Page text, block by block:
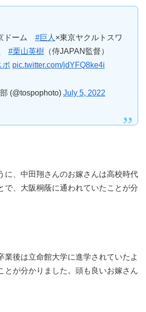
ドーム #巨人 ×東京ヤクルトスワ
#栗山英樹（侍JAPAN監督）
ポ pic.twitter.com/jdYFQ8ke4i
(@tospophoto) July 5, 2022
に、中田翔さんのお嫁さんは高校時代
で、大阪桐蔭に通われていたことが分
業後は立命館大学に進学されていたよ
とが分かりました。頭も良いお嫁さん